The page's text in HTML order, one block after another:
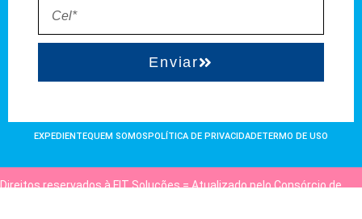
Enviar
EXPEDIENTEQUEM SOMOS POLÍTICA DE PRIVACIDADETERMO DE USO
Direitos reservados à FIT Soluções = Atualizado pelo Consórcio de